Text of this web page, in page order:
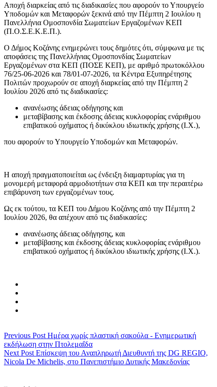
Αποχή διαρκείας από τις διαδικασίες που αφορούν το Υπουργείο
Υποδομών και Μεταφορών ξεκινά από την Πέμπτη 2 Ιουλίου η
Πανελλήνια Ομοσπονδία Σωματείων Εργαζομένων ΚΕΠ
(Π.Ο.Σ.Ε.Κ.Ε.Π.).
Ο Δήμος Κοζάνης ενημερώνει τους δημότες ότι, σύμφωνα με τις
αποφάσεις της Πανελλήνιας Ομοσπονδίας Σωματείων
Εργαζομένων στα ΚΕΠ (ΠΟΣΕ ΚΕΠ), με αριθμό πρωτοκόλλου
76/25-06-2026 και 78/01-07-2026, τα Κέντρα Εξυπηρέτησης
Πολιτών προχωρούν σε αποχή διαρκείας από την Πέμπτη 2
Ιουλίου 2026 από τις διαδικασίες:
ανανέωσης άδειας οδήγησης και
μεταβίβασης και έκδοσης άδειας κυκλοφορίας ενάριθμου
επιβατικού οχήματος ή δικύκλου ιδιωτικής χρήσης (Ι.Χ.),
που αφορούν το Υπουργείο Υποδομών και Μεταφορών.
Η αποχή πραγματοποιείται ως ένδειξη διαμαρτυρίας για τη
μονομερή μεταφορά αρμοδιοτήτων στα ΚΕΠ και την περαιτέρω
επιβάρυνση των εργαζομένων τους.
Ως εκ τούτου, τα ΚΕΠ του Δήμου Κοζάνης από την Πέμπτη 2
Ιουλίου 2026, θα απέχουν από τις διαδικασίες:
ανανέωσης άδειας οδήγησης, και
μεταβίβασης και έκδοσης άδειας κυκλοφορίας ενάριθμου
επιβατικού οχήματος ή δικύκλου ιδιωτικής χρήσης (Ι.Χ.).
Previous Post Ημέρα χωρίς πλαστική σακούλα - Ενημερωτική
εκδήλωση στην Πτολεμαΐδα
Next Post Επίσκεψη του Αναπληρωτή Διευθυντή της DG REGIO,
Nicola De Michelis, στο Πανεπιστήμιο Δυτικής Μακεδονίας